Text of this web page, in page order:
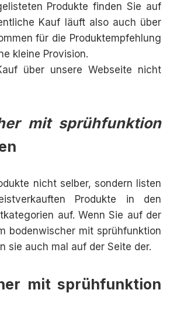
Produkte finden Sie auf
Kauf läuft also auch über
für die Produktempfehlung
kleine Provision.
über unsere Webseite nicht
mit sprühfunktion
nicht selber, sondern listen
Produkte in den
auf. Wenn Sie auf der
bodenwischer mit sprühfunktion
sie auch mal auf der Seite der.
mit sprühfunktion